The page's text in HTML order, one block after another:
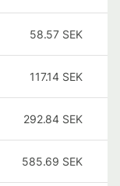
58.57 SEK
117.14 SEK
292.84 SEK
585.69 SEK